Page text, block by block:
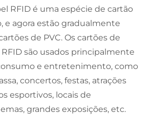
RFID é uma espécie de cartão
e agora estão gradualmente
de PVC. Os cartões de
são usados principalmente
e entretenimento, como
concertos, festas, atrações
esportivos, locais de
grandes exposições, etc.